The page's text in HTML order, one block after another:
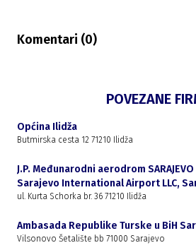
Komentari (0)
POVEZANE
Općina Ilidža
Butmirska cesta 12 71210 Ilidža
J.P. Međunarodni aerodrom
Sarajevo International Airport LLC,
ul. Kurta Schorka br. 36 71210 Ilidža
Ambasada Republike Turske u BiH
Vilsonovo Šetalište bb 71000 Sarajevo